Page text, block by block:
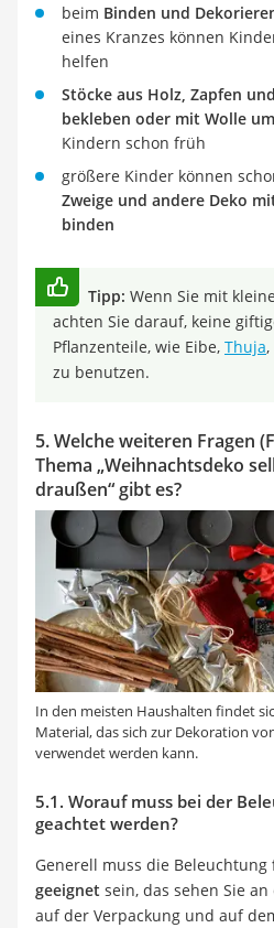
beim Binden und
eines Kranzes können
helfen
Stöcke aus Holz, Zapfen
bekleben oder mit Wolle
Kindern schon früh
größere Kinder können
Zweige und andere Deko
binden
Tipp: Wenn Sie mit
achten Sie darauf, keine
Pflanzenteile, wie Eibe, Thuja
zu benutzen.
5. Welche weiteren Fragen
Thema „Weihnachtsdeko
draußen“ gibt es?
In den meisten Haushalten findet
Material, das sich zur Dekoration
verwendet werden kann.
5.1. Worauf muss bei der
geachtet werden?
Generell muss die Beleuchtung
geeignet sein, das sehen Sie an
auf der Verpackung und auf